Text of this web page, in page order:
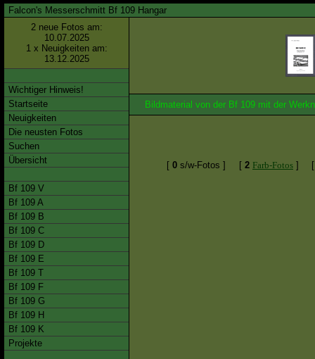
Falcon's Messerschmitt Bf 109 Hangar
2 neue Fotos am:
10.07.2025
1 x Neuigkeiten am:
13.12.2025
Wichtiger Hinweis!
Startseite
Neuigkeiten
Die neusten Fotos
Suchen
Übersicht
Bf 109 V
Bf 109 A
Bf 109 B
Bf 109 C
Bf 109 D
Bf 109 E
Bf 109 T
Bf 109 F
Bf 109 G
Bf 109 H
Bf 109 K
Projekte
Bildmaterial von der Bf 109 mit der
[ 0 s/w-Fotos ] [ 2 Farb-Fotos ]